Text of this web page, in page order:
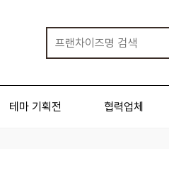
테마 기획전 협력업체